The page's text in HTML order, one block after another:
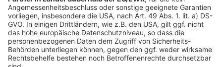
Schulbetrieb unter Corona-Bedingungen hatten sich
medizinische Fachgesellschaften, Robert Koch-
Institut, Bildungs- und Kinderschutzverbände weder
klar dafür noch dagegen positioniert.
Anzeige